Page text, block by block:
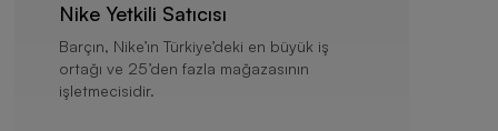
Nike Yetkili Satıcısı
Barçın, Nike’ın Türkiye’deki en büyük iş
ortağı ve 25’den fazla mağazasının
işletmecisidir.